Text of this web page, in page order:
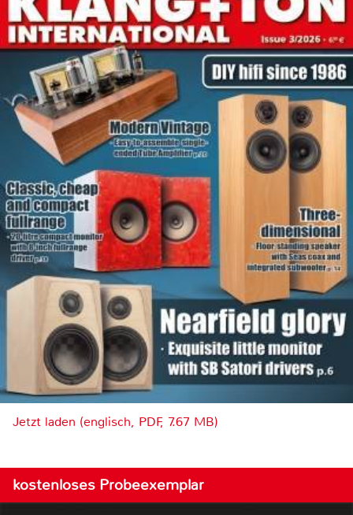
Jetzt laden (englisch, PDF, 7.67 MB)
kostenloses Probeexemplar